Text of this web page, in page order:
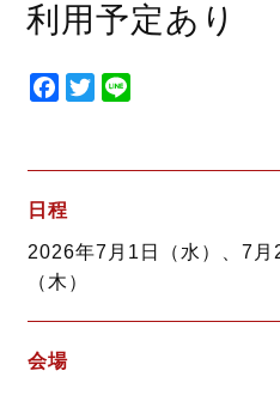
利用予定あり
F
e
b
o
k
T
t
r
e
日程
2026年7月1日（水）、7月
（木）
会場